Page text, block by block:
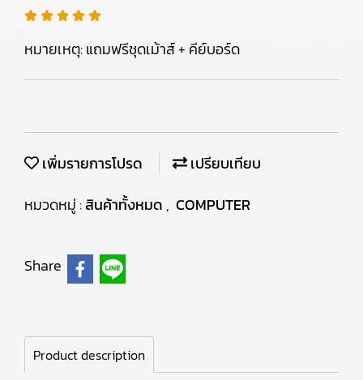
หมายเหตุ: แถมฟรีชุดเม้าส์ + คีย์บอร์ด
เพิ่มรายการโปรด
เปรียบเทียบ
หมวดหมู่ :สินค้าทั้งหมด , COMPUTER
Share
Product description